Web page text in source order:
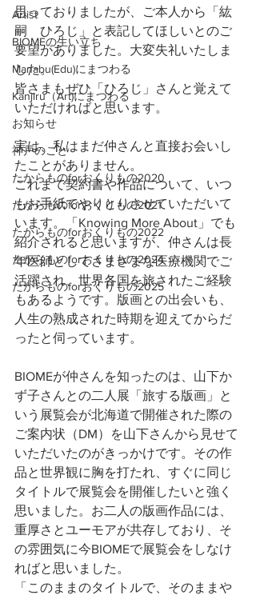
Artist
BIOMEの生い立ち
Manabu(Edu)にまつわる
Kanjiru（Art)にまつわる
お知らせ
神戸のこと
たからものforおくりもの2020
たからものforおくりもの2021
たからものforおくりもの2022
たからものforおくりもの2024
たからものforおくりもの2025
思っておりましたが、ご本人から「紘
嗣　ひろじ」と表記してほしいとのご
要望がありました。大変失礼いたしま
した。
皆さまもぜひ「ひろじ」さんと覚えて
いただければと思います。
実は、私はまだ仲さんと直接お会いし
たことがありません。
これまで契約書や作品について、いつ
もお手紙でやりとりさせていただいて
います。「Knowing More About」でも
紹介されると思いますが、仲さんは長
年医師としてさまざまな医療機関でご
活躍され、世界各国を旅されたご経験
もあるようです。版画との出会いも、
人生の熟成された時期を迎えてからだ
ったと伺っています。
BIOMEが仲さんを知ったのは、山下か
ず子さんとの二人展「旅する版画」と
いう展覧会が北海道で開催された際の
ご案内状（DM）を山下さんから見せて
いただいたのがきっかけです。その作
品と世界観に胸を打たれ、すぐに同じ
タイトルで展覧会を開催したいと強く
思いました。お二人の版画作品には、
重厚さとユーモアが共存しており、そ
の雰囲気に今BIOMEで展覧会をしなけ
ればと思いました。
「このままのタイトルで、そのままや